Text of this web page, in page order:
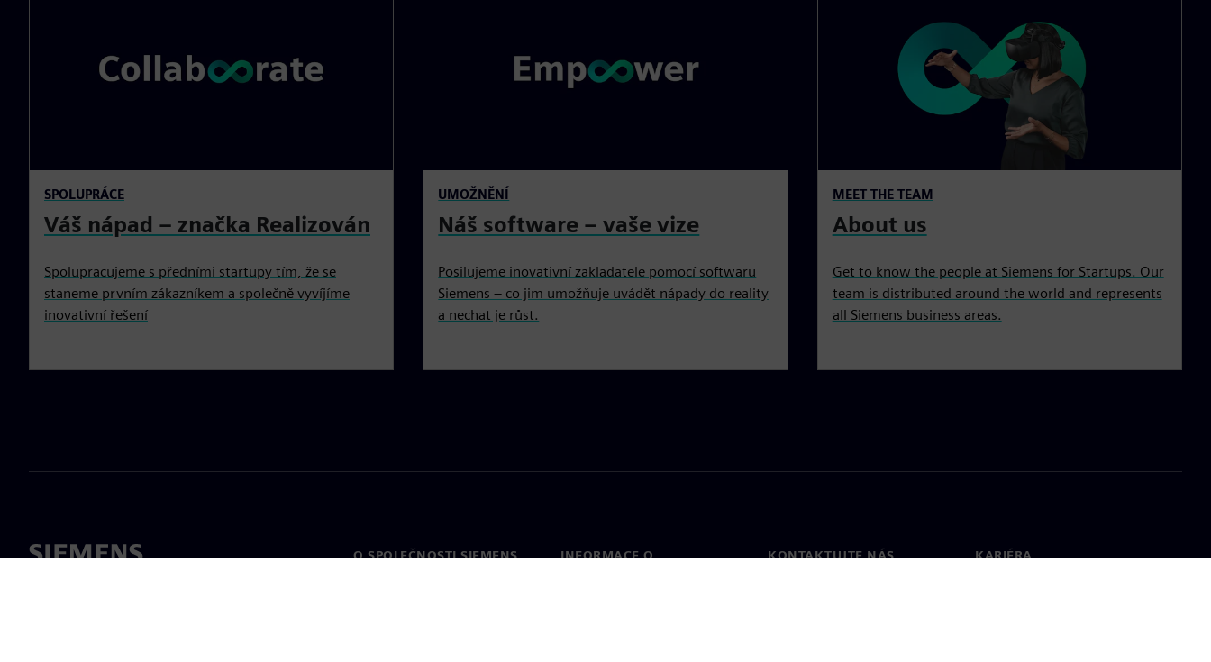
SPOLUPRÁCE
Váš nápad – značka Realizován
Spolupracujeme s předními startupy tím, že se
staneme prvním zákazníkem a společně vyvíjíme
inovativní řešení
UMOŽNĚNÍ
Náš software – vaše vize
Posilujeme inovativní zakladatele pomocí softwaru
Siemens – co jim umožňuje uvádět nápady do reality
a nechat je růst.
MEET THE TEAM
About us
Get to know the people at Siemens for Startups. Our
team is distributed around the world and represents
all Siemens business areas.
O SPOLEČNOSTI SIEMENS
INFORMACE O
KONTAKTUJTE NÁS KARIÉRA